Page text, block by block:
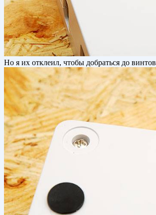
Но я их отклеил, чтобы добраться до винтов